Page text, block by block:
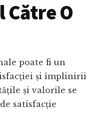
Către O
poate fi un
și împlinirii
și valorile se
satisfacție